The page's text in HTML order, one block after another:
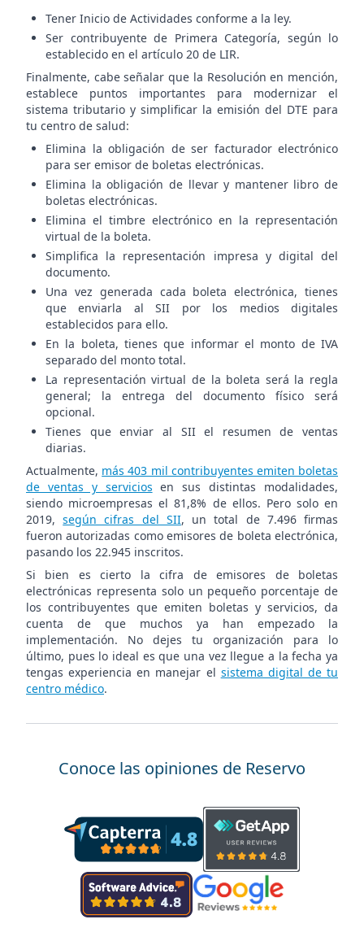
Tener Inicio de Actividades conforme a la ley.
Ser contribuyente de Primera Categoría, según lo
establecido en el artículo 20 de LIR.
Finalmente, cabe señalar que la Resolución en mención,
establece puntos importantes para modernizar el
sistema tributario y simplificar la emisión del DTE para
tu centro de salud:
Elimina la obligación de ser facturador electrónico
para ser emisor de boletas electrónicas.
Elimina la obligación de llevar y mantener libro de
boletas electrónicas.
Elimina el timbre electrónico en la representación
virtual de la boleta.
Simplifica la representación impresa y digital del
documento.
Una vez generada cada boleta electrónica, tienes
que enviarla al SII por los medios digitales
establecidos para ello.
En la boleta, tienes que informar el monto de IVA
separado del monto total.
La representación virtual de la boleta será la regla
general; la entrega del documento físico será
opcional.
Tienes que enviar al SII el resumen de ventas
diarias.
Actualmente, más 403 mil contribuyentes emiten boletas
de ventas y servicios en sus distintas modalidades,
siendo microempresas el 81,8% de ellos. Pero solo en
2019,según cifras del SII, un total de 7.496 firmas
fueron autorizadas como emisores de boleta electrónica,
pasando los 22.945 inscritos.
Si bien es cierto la cifra de emisores de boletas
electrónicas representa solo un pequeño porcentaje de
los contribuyentes que emiten boletas y servicios, da
cuenta de que muchos ya han empezado la
implementación. No dejes tu organización para lo
último, pues lo ideal es que una vez llegue a la fecha ya
tengas experiencia en manejar el sistema digital de tu
centro médico.
Conoce las opiniones de Reservo